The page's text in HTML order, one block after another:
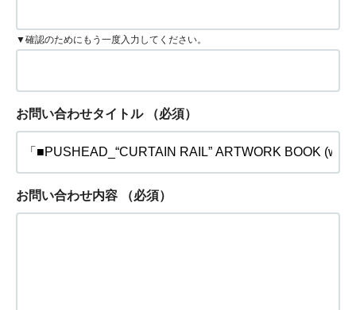
▼確認のためにもう一度入力してください。
お問い合わせタイトル （必須）
お問い合わせ内容 （必須）